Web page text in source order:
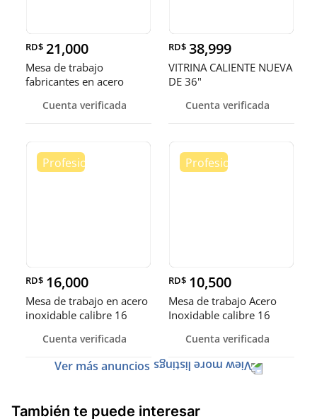
RD$ 21,000
Mesa de trabajo
fabricantes en acero
Cuenta verificada
RD$ 38,999
VITRINA CALIENTE NUEVA
DE 36"
Cuenta verificada
RD$ 16,000
Mesa de trabajo en acero
inoxidable calibre 16
Cuenta verificada
RD$ 10,500
Mesa de trabajo Acero
Inoxidable calibre 16
Cuenta verificada
Ver más anuncios
También te puede interesar